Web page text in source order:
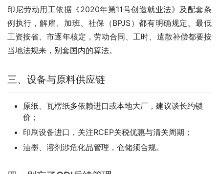
印尼劳动用工依据《2020年第11号创造就业法》及配套条
例执行，解雇、加班、社保（BPJS）都有明确规定。最低
工资按省、市逐年核定，劳动合同、工时、遣散补偿都要按
当地法规来，别套国内的算法。
三、设备与原料供应链
原纸、瓦楞纸多依赖进口或本地大厂，建议谈长约锁
价；
印刷设备进口，关注RCEP关税优惠与清关周期；
油墨、溶剂涉危化品管理，仓储须合规。